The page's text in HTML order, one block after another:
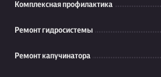
Комплексная профилактика
Ремонт гидросистемы
Ремонт капучинатора